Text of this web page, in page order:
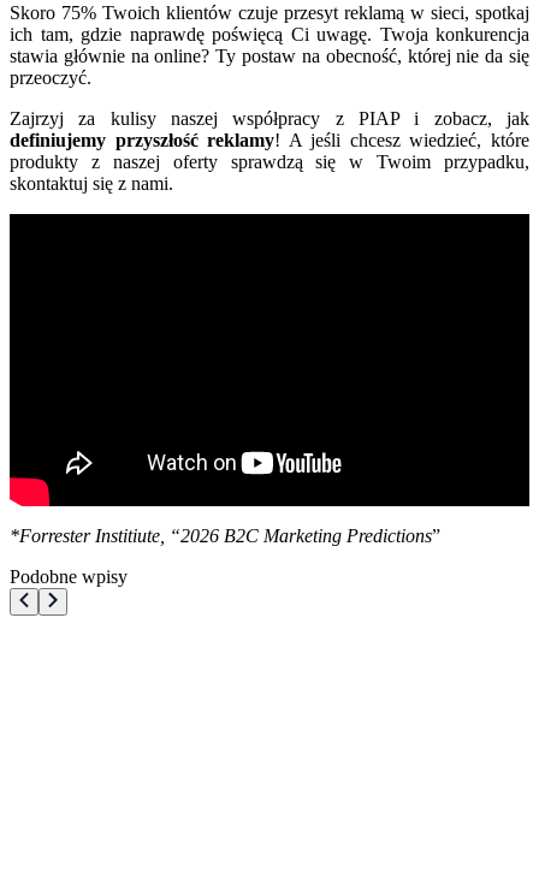
Skoro 75% Twoich klientów czuje przesyt reklamą w sieci, spotkaj
ich tam, gdzie naprawdę poświęcą Ci uwagę. Twoja konkurencja
stawia głównie na online? Ty postaw na obecność, której nie da się
przeoczyć.
Zajrzyj za kulisy naszej współpracy z PIAP i zobacz, jak
definiujemy przyszłość reklamy! A jeśli chcesz wiedzieć, które
produkty z naszej oferty sprawdzą się w Twoim przypadku,
skontaktuj się z nami.
*Forrester Institiute, “2026 B2C Marketing Predictions”
Podobne wpisy